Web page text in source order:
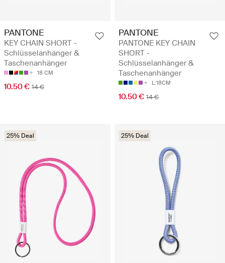
PANTONE
KEY CHAIN SHORT -
Schlüsselanhänger &
Taschenanhänger
18 CM
10.50 € 14 €
PANTONE
PANTONE KEY CHAIN
SHORT -
Schlüsselanhänger &
Taschenanhänger
L:18CM
10.50 € 14 €
25% Deal 25% Deal